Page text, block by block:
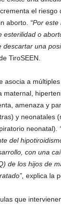
el riesgo
aborto. “Por
esterilidad o
una
TiroSEEN.
asocia a
amenaza y
y neonatales
neonatal).
del
con una
de los hijos de
explica la
que